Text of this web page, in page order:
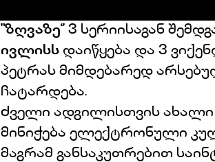
"ზღვაზე‘’ 3 სერიისაგან
ივლისს დაიწყება და 3
პეტრას მიმდებარედ
ჩატარდება.
Ძველი ადგილისთვის
მინიჭება ელექტრონული
მაგრამ განსაკუთრებით